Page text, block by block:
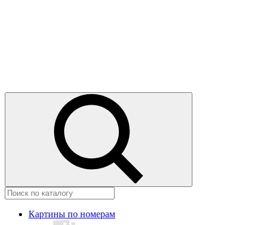
Картины по номерам